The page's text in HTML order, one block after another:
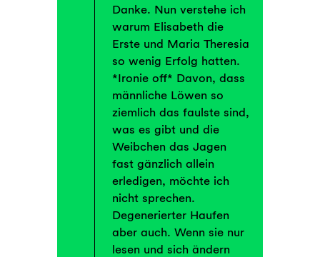
Danke. Nun verstehe ich
warum Elisabeth die
Erste und Maria Theresia
so wenig Erfolg hatten.
*Ironie off* Davon, dass
männliche Löwen so
ziemlich das faulste sind,
was es gibt und die
Weibchen das Jagen
fast gänzlich allein
erledigen, möchte ich
nicht sprechen.
Degenerierter Haufen
aber auch. Wenn sie nur
lesen und sich ändern